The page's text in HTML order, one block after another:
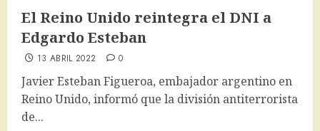
El Reino Unido reintegra el DNI a
Edgardo Esteban
13 ABRIL 2022 0
Javier Esteban Figueroa, embajador argentino en
Reino Unido, informó que la división antiterrorista
de...